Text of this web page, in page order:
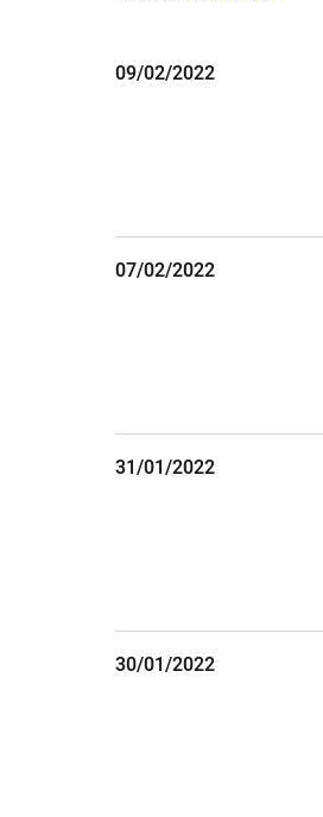
09/02/2022
07/02/2022
31/01/2022
30/01/2022